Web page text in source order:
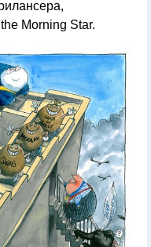
Morning Star.